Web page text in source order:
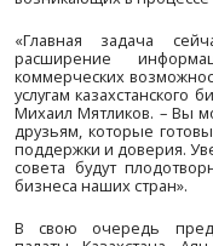
Мятликов и
Казахстана Аян
Обращаясь к
Мятликов
для Беларуси,
промышленных